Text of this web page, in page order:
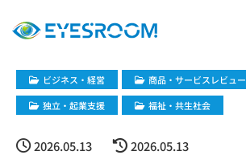
ビジネス・経営
商品・サービスレビュー
独立・起業支援
福祉・共生社会
2026.05.13 2026.05.13